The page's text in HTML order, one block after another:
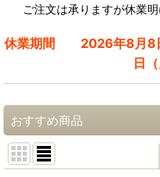
ご注文は承りますが休業
休業期間 2026年8月8
日（
おすすめ商品